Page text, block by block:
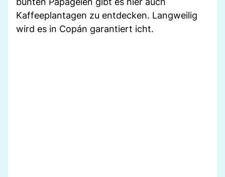
Kaffeeplantagen zu entdecken. Langweilig
wird es in Copán garantiert icht.